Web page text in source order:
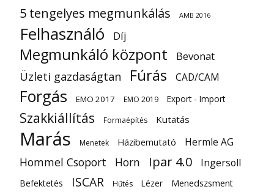
5 tengelyes megmunkálás AMB 2016
Felhasználó Díj
Megmunkáló központ Bevonat
Üzleti gazdaságtan Fúrás CAD/CAM
Forgás EMO 2017 EMO 2019 Export - Import
Szakkiállítás Formaépítés Kutatás
Marás Menetek Házibemutató Hermle AG
Hommel Csoport Horn Ipar 4.0 Ingersoll
Befektetés ISCAR Hűtés Lézer Menedszsment